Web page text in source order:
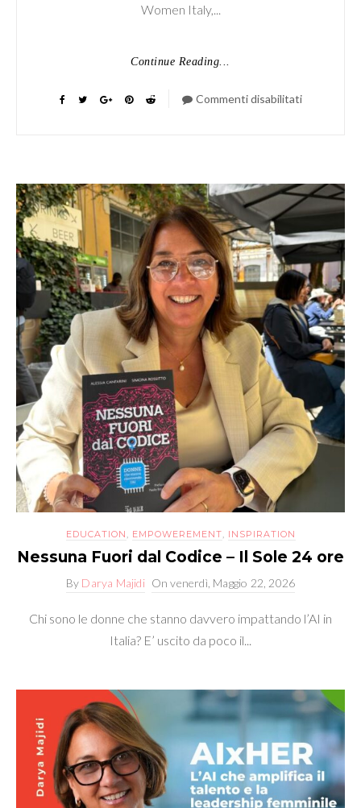
Women Italy,...
Continue Reading...
Commenti disabilitati
UN
Women
Italy
EDUCATION , EMPOWEREMENT, INSPIRATION
Nessuna Fuori dal Codice – Il Sole 24 ore
By Darya Majidi Onvenerdì, Maggio 22, 2026
Chi sono le donne che stanno davvero impattando l’AI in
Italia? E’ uscito da poco il...